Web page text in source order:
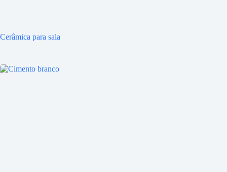
Cerâmica para sala